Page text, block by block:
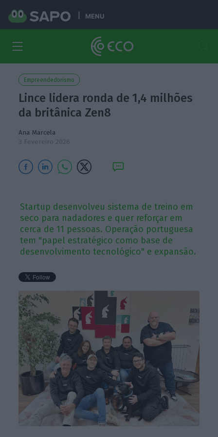
MENU
Empreendedorismo
Lince lidera ronda de 1,4 milhões
da britânica Zen8
Ana Marcela
3 Fevereiro 2026
Startup desenvolveu sistema de treino em
seco para nadadores e quer reforçar em
cerca de 11 pessoas. Operação portuguesa
tem "papel estratégico como base de
desenvolvimento tecnológico" e expansão.